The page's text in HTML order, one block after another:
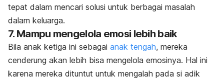
tepat dalam mencari solusi untuk berbagai masalah
dalam keluarga.
7. Mampu mengelola emosi lebih baik
Bila anak ketiga ini sebagai anak tengah, mereka
cenderung akan lebih bisa mengelola emosinya. Hal ini
karena mereka dituntut untuk mengalah pada si adik